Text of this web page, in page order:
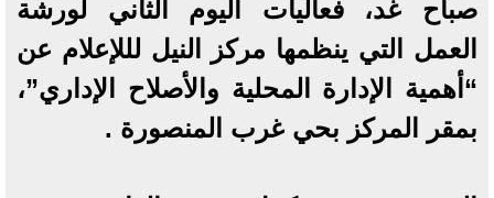
صباح غد، فعاليات اليوم الثاني لورشة
العمل التي ينظمها مركز النيل لللإعلام عن
“أهمية الإدارة المحلية والأصلاح الإداري”،
بمقر المركز بحي غرب المنصورة .